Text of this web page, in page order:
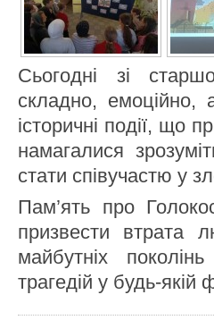
Сьогодні зі
складно,
історичні події, що
намагалися
стати співучастю у
Пам’ять про
призвести втрата
майбутніх
трагедій у будь-якій